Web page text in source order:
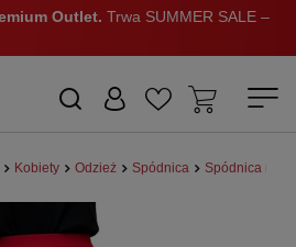
Outlet. Trwa SUMMER SALE –
Kobiety Odzież Spódnica Spódnica midi